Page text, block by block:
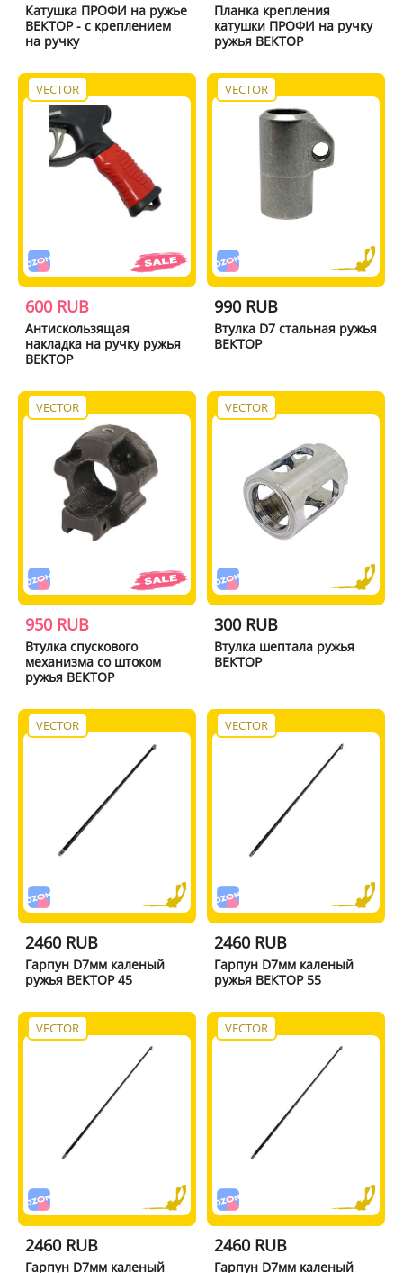
Катушка ПРОФИ на ружье
ВЕКТОР - с креплением
на ручку
Планка крепления
катушки ПРОФИ на ручку
ружья ВЕКТОР
VECTOR
600 RUB
Антискользящая
накладка на ручку ружья
ВЕКТОР
VECTOR
990 RUB
Втулка D7 стальная ружья
ВЕКТОР
VECTOR
950 RUB
Втулка спускового
механизма со штоком
ружья ВЕКТОР
VECTOR
300 RUB
Втулка шептала ружья
ВЕКТОР
VECTOR
2460 RUB
Гарпун D7мм каленый
ружья ВЕКТОР 45
VECTOR
2460 RUB
Гарпун D7мм каленый
ружья ВЕКТОР 55
VECTOR
2460 RUB
Гарпун D7мм каленый
VECTOR
2460 RUB
Гарпун D7мм каленый